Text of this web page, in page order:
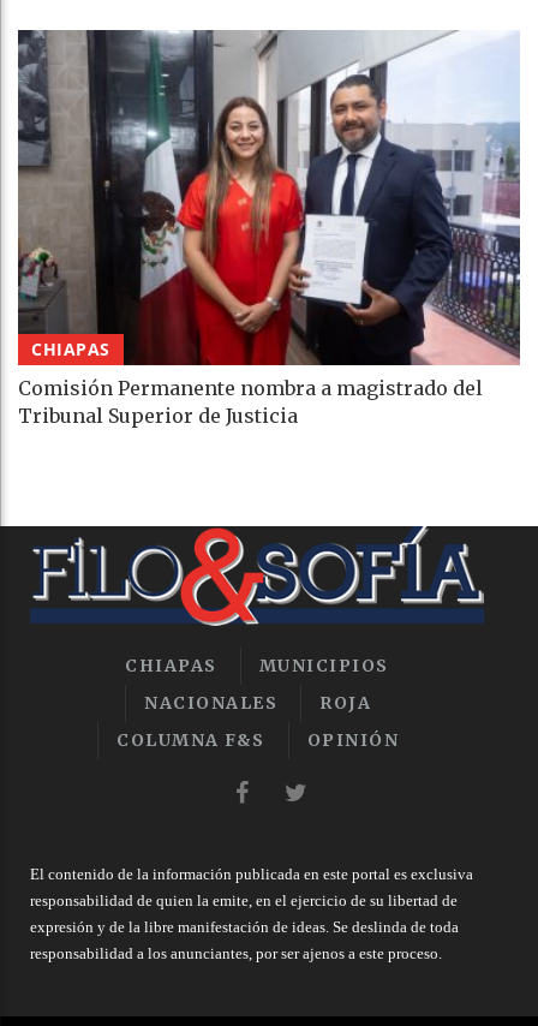
CHIAPAS
Comisión Permanente nombra a magistrado del
Tribunal Superior de Justicia
CHIAPAS
MUNICIPIOS
NACIONALES
ROJA
COLUMNA F&S
OPINIÓN
El contenido de la información publicada en este portal es exclusiva
responsabilidad de quien la emite, en el ejercicio de su libertad de
expresión y de la libre manifestación de ideas. Se deslinda de toda
responsabilidad a los anunciantes, por ser ajenos a este proceso.